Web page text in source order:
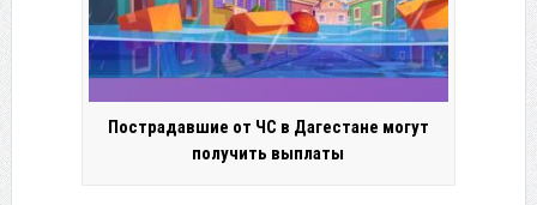
Пострадавшие от ЧС в Дагестане могут
получить выплаты